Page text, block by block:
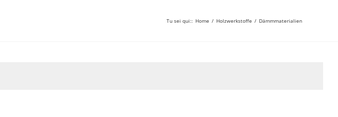
Tu sei qui:: Home / Holzwerkstoffe / Dämmmaterialien